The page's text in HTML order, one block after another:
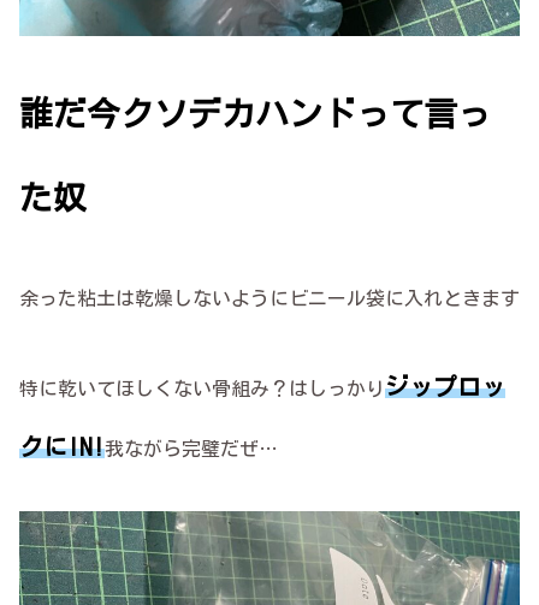
誰だ今クソデカハンドって言っ
た奴
余った粘土は乾燥しないようにビニール袋に入れときます
特に乾いてほしくない骨組み？はしっかりジップロッ
クにIN!我ながら完璧だぜ…